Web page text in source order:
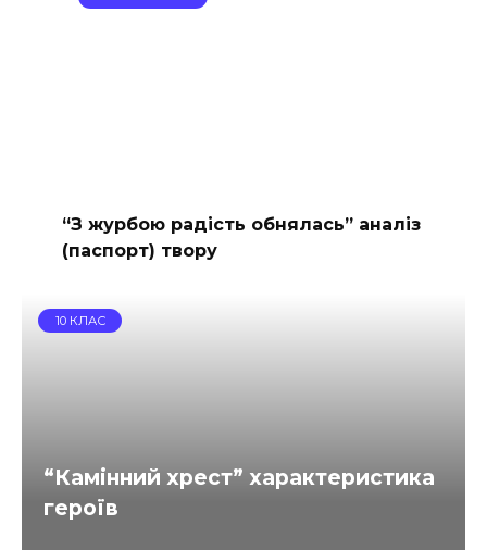
“З журбою радість обнялась” аналіз
(паспорт) твору
10 КЛАС
“Камінний хрест” характеристика
героїв